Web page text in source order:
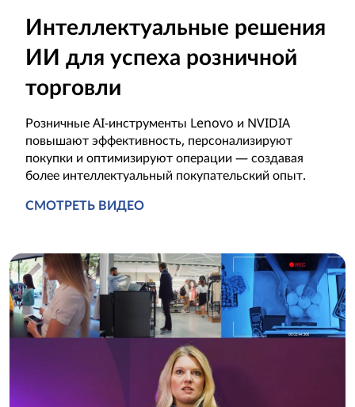
Интеллектуальные решения
ИИ для успеха розничной
торговли
Розничные AI-инструменты Lenovo и NVIDIA
повышают эффективность, персонализируют
покупки и оптимизируют операции — создавая
более интеллектуальный покупательский опыт.
СМОТРЕТЬ ВИДЕО